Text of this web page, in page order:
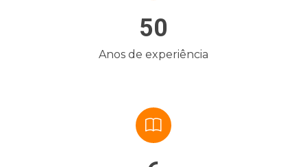
50
Anos de experiência